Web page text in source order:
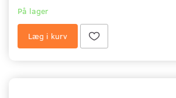
På lager
Læg i kurv